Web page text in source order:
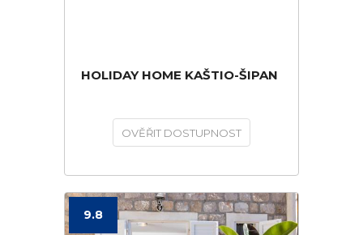
HOLIDAY HOME KAŠTIO-ŠIPAN
OVĚŘIT DOSTUPNOST
9.8